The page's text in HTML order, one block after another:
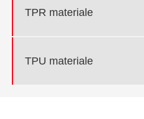
TPR materiale
TPU materiale